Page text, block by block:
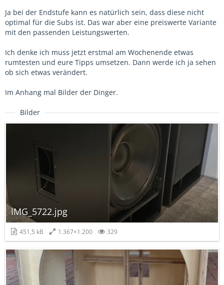
Ja bei der Endstufe kann es natürlich sein, dass diese nicht
optimal für die Subs ist. Das war aber eine preiswerte Variante
mit den passenden Leistungswerten.
Ich denke ich muss jetzt erstmal am Wochenende etwas
rumtesten und eure Tipps umsetzen. Dann werde ich ja sehen
ob sich etwas verändert.
Im Anhang mal Bilder der Dinger.
Bilder
IMG_5722.jpg
451,5 kB 1.367×1.200 329